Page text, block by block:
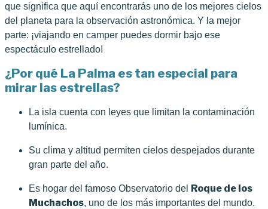
que significa que aquí encontrarás uno de los mejores cielos
del planeta para la observación astronómica. Y la mejor
parte: ¡viajando en camper puedes dormir bajo ese
espectáculo estrellado!
¿Por qué La Palma es tan especial para
mirar las estrellas?
La isla cuenta con leyes que limitan la contaminación
lumínica.
Su clima y altitud permiten cielos despejados durante
gran parte del año.
Es hogar del famoso Observatorio del Roque de los
Muchachos, uno de los más importantes del mundo.